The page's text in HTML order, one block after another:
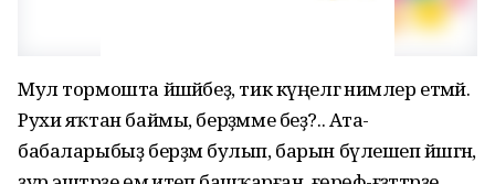
Мул тормошта йәшәйбеҙ, тик күңелгә нимәлер етмәй.
Рухи яҡтан баймы, берҙәмме беҙ?.. Ата-
бабаларыбыҙ берҙәм булып, барын бүлешеп йәшәгән,